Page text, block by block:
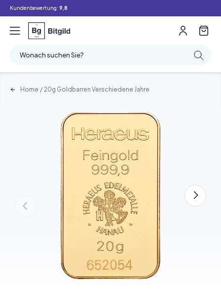
Kundenbewertung: 9,8
Wonach suchen Sie?
Home / 20g Goldbarren Verschiedene Jahre